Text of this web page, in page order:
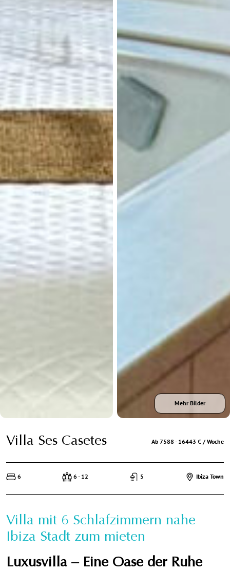
Mehr Bilder
Villa Ses Casetes
6 6 - 12 5 Ibiza Town
Ab 7588 - 16443 € / Woche
Villa mit 6 Schlafzimmern nahe
Ibiza Stadt zum mieten
Luxusvilla – Eine Oase der Ruhe